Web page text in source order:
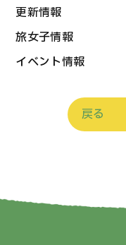
更新情報
旅女子情報
イベント情報
戻る